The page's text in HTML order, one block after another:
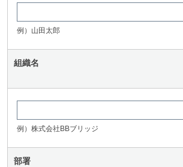
例）山田太郎
組織名
例）株式会社BBブリッジ
部署